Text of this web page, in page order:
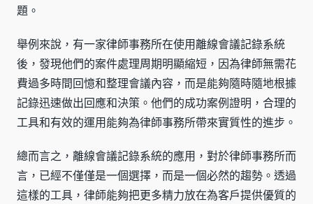
題。
舉例來說，有一家律師事務所在使用離線會議記錄系統
後，發現他們的案件處理周期明顯縮短，因為律師無需花
費過多時間回憶和整理會議內容，而是能夠隨時隨地根據
記錄迅速做出回應和決策。他們的成功案例證明，合理的
工具和有效的運用能夠為律師事務所帶來實質性的進步。
總而言之，離線會議記錄系統的應用，對於律師事務所而
言，已經不僅僅是一個選擇，而是一個必然的趨勢。透過
這樣的工具，律師能夠把更多精力放在為客戶提供優質的